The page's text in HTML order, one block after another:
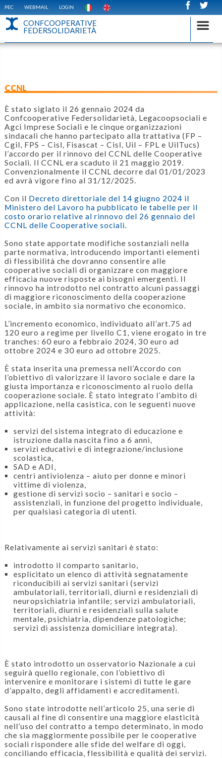
PEC WEBMAIL LOGIN
CONFCOOPERATIVE
FEDERSOLIDARIETÀ
CCNL
È stato siglato il 26 gennaio 2024 da
Confcooperative Federsolidarietà, Legacoopsociali e
Agci Imprese Sociali e le cinque organizzazioni
sindacali che hanno partecipato alla trattativa (FP –
Cgil, FPS – Cisl, Fisascat – Cisl, Uil – FPL e UilTucs)
l’accordo per il rinnovo del CCNL delle Cooperative
Sociali. Il CCNL era scaduto il 21 maggio 2019.
Convenzionalmente il CCNL decorre dal 01/01/2023
ed avrà vigore fino al 31/12/2025.
Con il Decreto direttoriale del 14 giugno 2024 il
Ministero del Lavoro ha pubblicato le tabelle per il
costo orario relative al rinnovo del 26 gennaio del
CCNL delle Cooperative sociali.
Sono state apportate modifiche sostanziali nella
parte normativa, introducendo importanti elementi
di flessibilità che dovranno consentire alle
cooperative sociali di organizzare con maggiore
efficacia nuove risposte ai bisogni emergenti. Il
rinnovo ha introdotto nel contratto alcuni passaggi
di maggiore riconoscimento della cooperazione
sociale, in ambito sia normativo che economico.
L’incremento economico, individuato all’art.75 ad
120 euro a regime per livello C1, viene erogato in tre
tranches: 60 euro a febbraio 2024, 30 euro ad
ottobre 2024 e 30 euro ad ottobre 2025.
È stata inserita una premessa nell’Accordo con
l’obiettivo di valorizzare il lavoro sociale e dare la
giusta importanza e riconoscimento al ruolo della
cooperazione sociale. È stato integrato l’ambito di
applicazione, nella casistica, con le seguenti nuove
attività:
servizi del sistema integrato di educazione e
istruzione dalla nascita fino a 6 anni,
servizi educativi e di integrazione/inclusione
scolastica,
SAD e ADI,
centri antiviolenza – aiuto per donne e minori
vittime di violenza,
gestione di servizi socio – sanitari e socio –
assistenziali, in funzione del progetto individuale,
per qualsiasi categoria di utenti.
Relativamente ai servizi sanitari è stato:
introdotto il comparto sanitario,
esplicitato un elenco di attività segnatamente
riconducibili ai servizi sanitari (servizi
ambulatoriali, territoriali, diurni e residenziali di
neuropsichiatria infantile; servizi ambulatoriali,
territoriali, diurni e residenziali sulla salute
mentale, psichiatria, dipendenze patologiche;
servizi di assistenza domiciliare integrata).
È stato introdotto un osservatorio Nazionale a cui
seguirà quello regionale, con l’obiettivo di
intervenire e monitorare i sistemi di tutte le gare
d’appalto, degli affidamenti e accreditamenti.
Sono state introdotte nell’articolo 25, una serie di
causali al fine di consentire una maggiore elasticità
nell’uso del contratto a tempo determinato, in modo
che sia maggiormente possibile per le cooperative
sociali rispondere alle sfide del welfare di oggi,
conciliando efficacia, flessibilità e qualità dei servizi.